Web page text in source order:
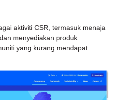
aktiviti CSR, termasuk menaja
menyediakan produk
yang kurang mendapat